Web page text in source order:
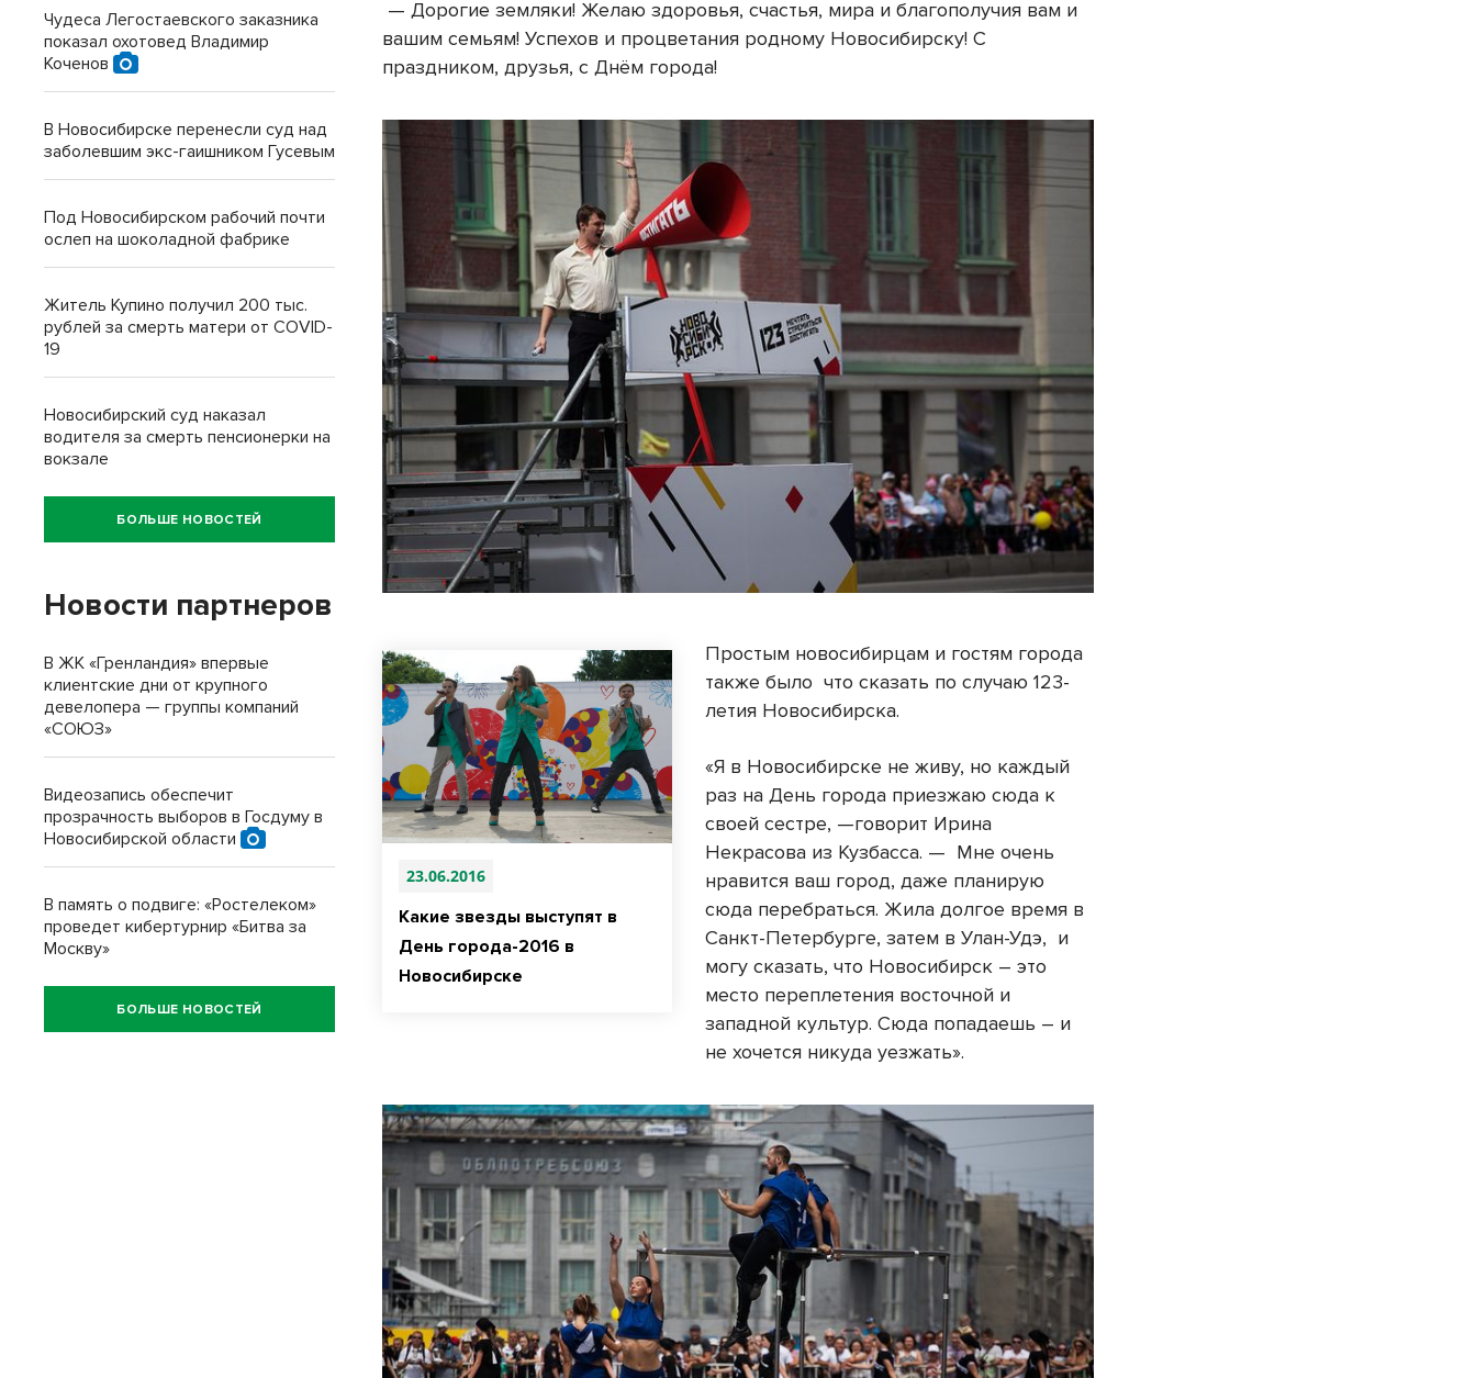
— Дорогие земляки! Желаю здоровья, счастья, мира и благополучия вам и
вашим семьям! Успехов и процветания родному Новосибирску! С
праздником, друзья, с Днём города!
23.06.2016
Какие звезды выступят в
День города-2016 в
Новосибирске
Простым новосибирцам и гостям города
также было что сказать по случаю 123-
летия Новосибирска.
«Я в Новосибирске не живу, но каждый
раз на День города приезжаю сюда к
своей сестре, —говорит Ирина
Некрасова из Кузбасса. — Мне очень
нравится ваш город, даже планирую
сюда перебраться. Жила долгое время в
Санкт-Петербурге, затем в Улан-Удэ, и
могу сказать, что Новосибирск – это
место переплетения восточной и
западной культур. Сюда попадаешь – и
не хочется никуда уезжать».
Чудеса Легостаевского заказника
показал охотовед Владимир
Коченов
В Новосибирске перенесли суд над
заболевшим экс-гаишником Гусевым
Под Новосибирском рабочий почти
ослеп на шоколадной фабрике
Житель Купино получил 200 тыс.
рублей за смерть матери от COVID-
19
Новосибирский суд наказал
водителя за смерть пенсионерки на
вокзале
БОЛЬШЕ НОВОСТЕЙ
Новости партнеров
В ЖК «Гренландия» впервые
клиентские дни от крупного
девелопера — группы компаний
«СОЮЗ»
Видеозапись обеспечит
прозрачность выборов в Госдуму в
Новосибирской области
В память о подвиге: «Ростелеком»
проведет кибертурнир «Битва за
Москву»
БОЛЬШЕ НОВОСТЕЙ